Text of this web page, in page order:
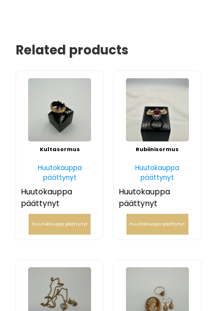
Related products
Kultasormus
Huutokauppa
päättynyt
Huutokauppa
päättynyt
Huutokauppa päättynyt
Rubiinisormus
Huutokauppa
päättynyt
Huutokauppa
päättynyt
Huutokauppa päättynyt